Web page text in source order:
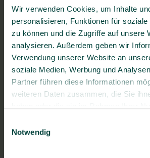
Wir verwenden Cookies, um Inhalte
personalisieren, Funktionen für soziale
zu können und die Zugriffe auf unsere
analysieren. Außerdem geben wir
Verwendung unserer Website an
soziale Medien, Werbung und
Partner führen diese Informationen
weiteren Daten zusammen, die Sie
Notwendig
Fragen zum
Stellenangebot teilen